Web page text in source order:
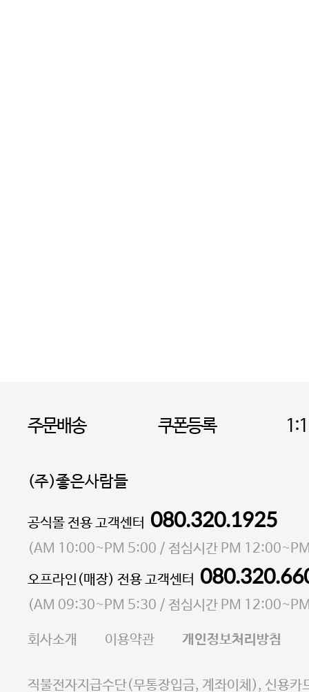
주문배송 쿠폰등록
(주)좋은사람들
대표 이성현,박영환| 개인정보관리책임자 김상현
소재지 서울특별시 마포구 마포대로4다길 41 마포
통신판매업 신고번호 2023-서울마포-3931호
사업자등록번호 105-81-58242
E-MAIL goodpeople@gpin.co.kr
사업자정보확인
이니시스 에스크로 서비
공식몰 전용 고객센터 080.320.1925
(AM 10:00~PM 5:00 / 점심시간 PM
오프라인(매장) 전용 고객센터
(AM 09:30~PM 5:30 / 점심시간 PM
회사소개 이용약관 개인정보처리방침
직불전자지급수단(무통장입금, 계좌이체), 신용카